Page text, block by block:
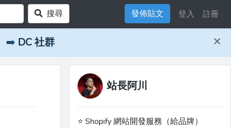
搜尋 發佈貼文 登入 註冊
➡️ DC 社群 ×
站長阿川
⭐️ Shopify 網站開發服務（給品牌）